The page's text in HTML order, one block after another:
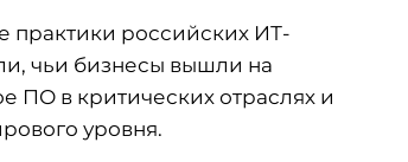
практики российских ИТ-
чьи бизнесы вышли на
ПО в критических отраслях и
уровня.